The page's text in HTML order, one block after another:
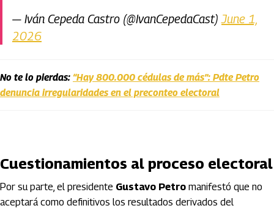
— Iván Cepeda Castro (@IvanCepedaCast)June 1,
2026
No te lo pierdas: “Hay 800.000 cédulas de más”: Pdte Petro
denuncia irregularidades en el preconteo electoral
Cuestionamientos al proceso electoral
Por su parte, el presidente Gustavo Petro manifestó que no
aceptará como definitivos los resultados derivados del